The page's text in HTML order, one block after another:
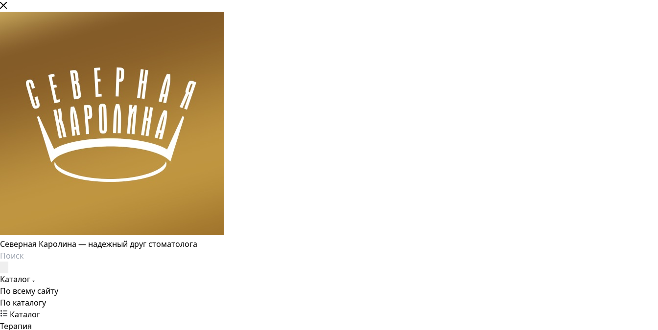
Северная Каролина — надежный друг стоматолога
Каталог
По всему сайту
По каталогу
Каталог
Терапия